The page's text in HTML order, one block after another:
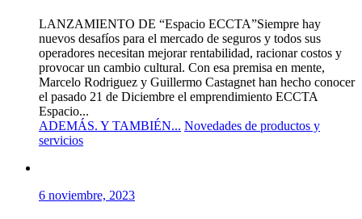
LANZAMIENTO DE “Espacio ECCTA”Siempre hay
nuevos desafíos para el mercado de seguros y todos sus
operadores necesitan mejorar rentabilidad, racionar costos y
provocar un cambio cultural. Con esa premisa en mente,
Marcelo Rodriguez y Guillermo Castagnet han hecho conocer
el pasado 21 de Diciembre el emprendimiento ECCTA
Espacio...
ADEMÁS. Y TAMBIÉN... Novedades de productos y
servicios
6 noviembre, 2023